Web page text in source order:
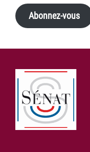
Abonnez-vous
Footer